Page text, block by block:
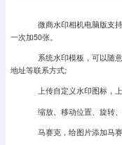
微商水印相机电脑版支持
一次加50张。
系统水印模板，可以随意
地址等联系方式;
上传自定义水印图标，
缩放、移动位置、旋转
马赛克，给图片添加马